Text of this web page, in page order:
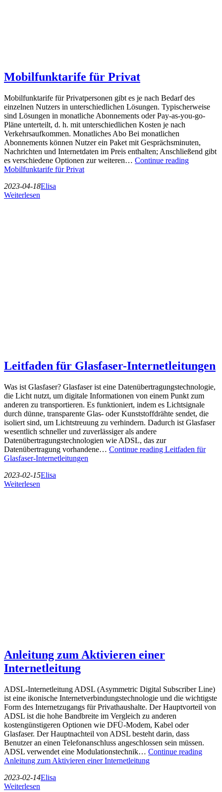
Mobilfunktarife für Privat
Mobilfunktarife für Privatpersonen gibt es je nach Bedarf des
einzelnen Nutzers in unterschiedlichen Lösungen. Typischerweise
sind Lösungen in monatliche Abonnements oder Pay-as-you-go-
Pläne unterteilt, d. h. mit unterschiedlichen Kosten je nach
Verkehrsaufkommen. Monatliches Abo Bei monatlichen
Abonnements können Nutzer ein Paket mit Gesprächsminuten,
Nachrichten und Internetdaten im Preis enthalten; Anschließend gibt
es verschiedene Optionen zur weiteren… Continue reading
Mobilfunktarife für Privat
2023-04-18Elisa
Weiterlesen
Leitfaden für Glasfaser-Internetleitungen
Was ist Glasfaser? Glasfaser ist eine Datenübertragungstechnologie,
die Licht nutzt, um digitale Informationen von einem Punkt zum
anderen zu transportieren. Es funktioniert, indem es Lichtsignale
durch dünne, transparente Glas- oder Kunststoffdrähte sendet, die
isoliert sind, um Lichtstreuung zu verhindern. Dadurch ist Glasfaser
wesentlich schneller und zuverlässiger als andere
Datenübertragungstechnologien wie ADSL, das zur
Datenübertragung vorhandene… Continue reading Leitfaden für
Glasfaser-Internetleitungen
2023-02-15Elisa
Weiterlesen
Anleitung zum Aktivieren einer
Internetleitung
ADSL-Internetleitung ADSL (Asymmetric Digital Subscriber Line)
ist eine ikonische Internetverbindungstechnologie und die wichtigste
Form des Internetzugangs für Privathaushalte. Der Hauptvorteil von
ADSL ist die hohe Bandbreite im Vergleich zu anderen
kostengünstigeren Optionen wie DFÜ-Modem, Kabel oder
Glasfaser. Der Hauptnachteil von ADSL besteht darin, dass
Benutzer an einen Telefonanschluss angeschlossen sein müssen.
ADSL verwendet eine Modulationstechnik… Continue reading
Anleitung zum Aktivieren einer Internetleitung
2023-02-14Elisa
Weiterlesen